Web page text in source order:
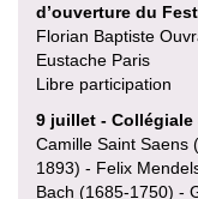
d’ouverture du
Florian Baptiste
Eustache Paris
Libre participation
9 juillet - Collégiale
Camille Saint Saens
1893) - Felix
Bach (1685-1750) -